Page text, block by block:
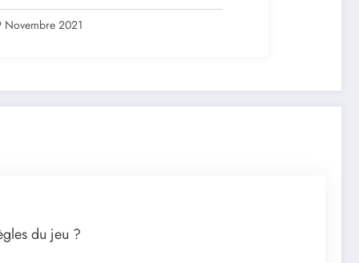
Novembre 2021
du jeu ?